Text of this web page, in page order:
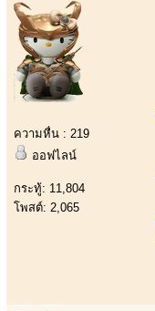
ความหื่น : 219
ออฟไลน์
กระทู้: 11,804
โพสต์: 2,065